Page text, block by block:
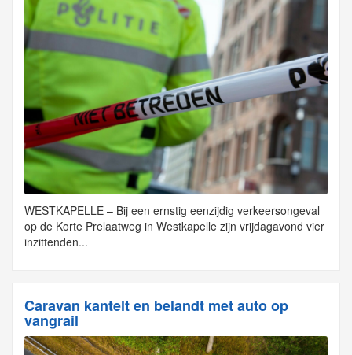
WESTKAPELLE – Bij een ernstig eenzijdig verkeersongeval
op de Korte Prelaatweg in Westkapelle zijn vrijdagavond vier
inzittenden...
Caravan kantelt en belandt met auto op
vangrail